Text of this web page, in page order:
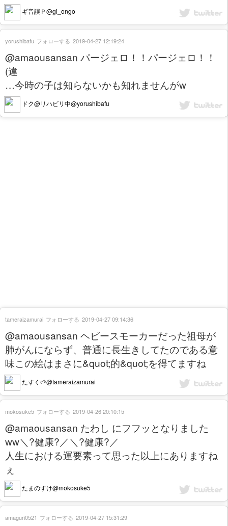
ギ音誤Ｐ@gi_ongo
@amaousansan パージェロ！！パージェロ！！
(違
…今時の子は知らないかも知れませんがw
ドク@リハビリ中@yorushibafu
yorushibafu フォローする 2019-04-27 12:19:24
@amaousansan ヘビースモーカーだった祖母が
肺がんにならず、普通に長生きしてたのである意
味この絵はまさに&quot;的&quot;を得てますね
たすく🌱@tameraizamurai
tameraizamurai フォローする 2019-04-27 09:14:36
@amaousansan たわし にフフッとなりました
ww＼?健康?／＼?健康?／
人生における運要素って思った以上にありますね
ぇ
たまのすけ@mokosuke5
mokosuke5 フォローする 2019-04-26 20:10:15
amaguri0521 フォローする 2019-04-27 15:31:29